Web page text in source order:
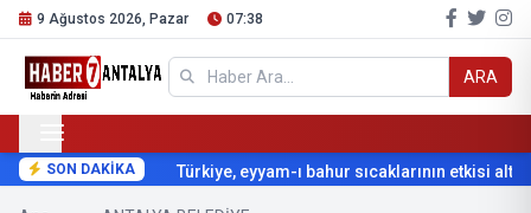
9 Ağustos 2026, Pazar 07:38
ARA
SON DAKİKA Türkiye, eyyam-ı bahur sıcaklarının etkisi